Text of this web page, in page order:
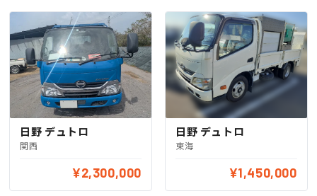
日野 デュトロ
関西
¥2,300,000
日野 デュトロ
東海
¥1,450,000